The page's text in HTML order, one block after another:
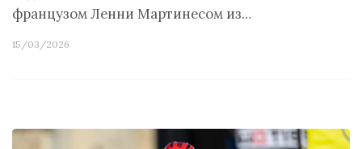
французом Ленни Мартинесом из…
15/03/2026